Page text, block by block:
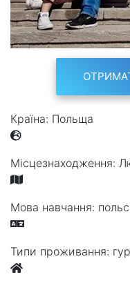
Країна: Польща
Місцезнаходження:
Мова навчання:
Типи проживання: